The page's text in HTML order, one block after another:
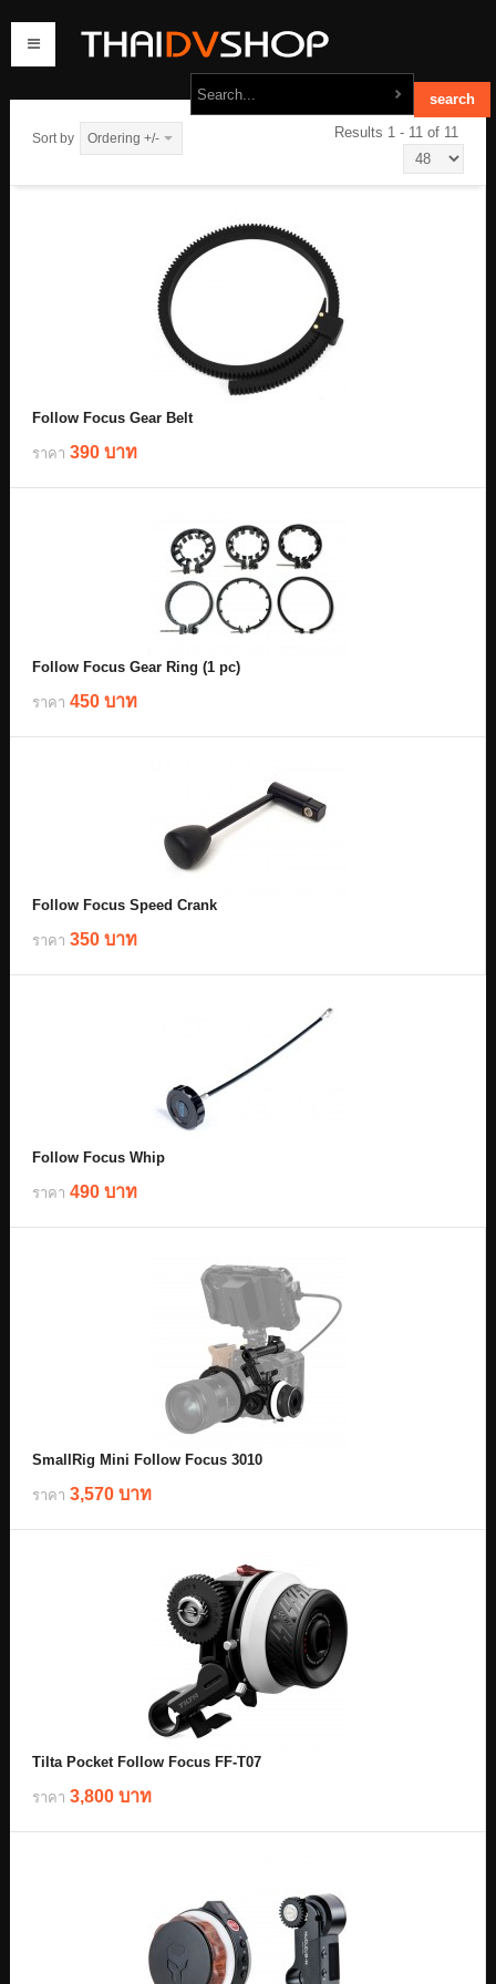
contact us
Sort by Ordering +/- Results 1 - 11 of 11
Follow Focus Gear Belt
ราคา 390 บาท
Follow Focus Gear Ring (1 pc)
ราคา 450 บาท
Follow Focus Speed Crank
ราคา 350 บาท
Follow Focus Whip
ราคา 490 บาท
SmallRig Mini Follow Focus 3010
ราคา 3,570 บาท
Tilta Pocket Follow Focus FF-T07
ราคา 3,800 บาท